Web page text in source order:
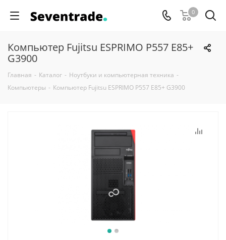
0
Компьютер Fujitsu ESPRIMO P557 E85+
G3900
Главная - Каталог - Ноутбуки и компьютерная техника -
Компьютеры - Компьютер Fujitsu ESPRIMO P557 E85+ G3900